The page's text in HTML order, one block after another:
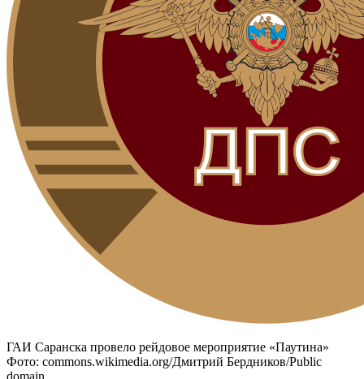
ГАИ Саранска провело рейдовое мероприятие «Паутина»
Фото: commons.wikimedia.org/Дмитрий Бердников/Public
domain